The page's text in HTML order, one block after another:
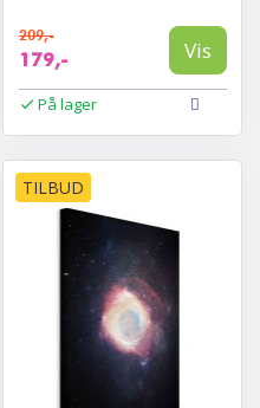
209,-
179,- Vis
På lager
TILBUD